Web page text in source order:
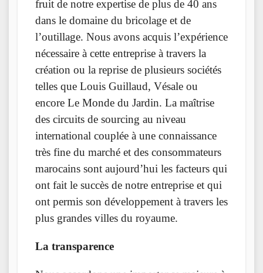
fruit de notre expertise de plus de 40 ans
dans le domaine du bricolage et de
l’outillage. Nous avons acquis l’expérience
nécessaire à cette entreprise à travers la
création ou la reprise de plusieurs sociétés
telles que Louis Guillaud, Vésale ou
encore Le Monde du Jardin. La maîtrise
des circuits de sourcing au niveau
international couplée à une connaissance
très fine du marché et des consommateurs
marocains sont aujourd’hui les facteurs qui
ont fait le succès de notre entreprise et qui
ont permis son développement à travers les
plus grandes villes du royaume.
La transparence